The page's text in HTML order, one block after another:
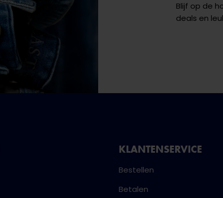
Blijf op de
deals en
KLANTENSERVICE
Bestellen
Betalen